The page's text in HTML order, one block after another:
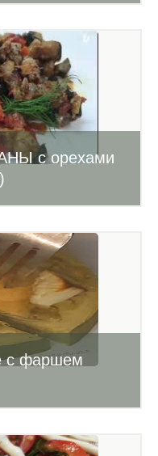
с орехами
с фаршем